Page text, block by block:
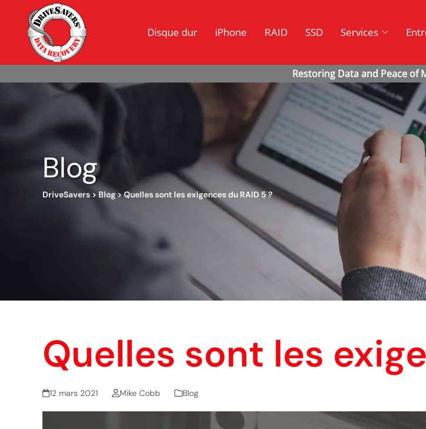
Disque dur iPhone RAID SSD Services
Blog
DriveSavers > Blog>Quelles sont les exigences du RAID 5 ?
Quelles sont les
12 mars 2021 Mike Cobb Blog